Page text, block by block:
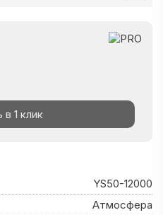
в 1 клик
YS50-12000
Атмосфера